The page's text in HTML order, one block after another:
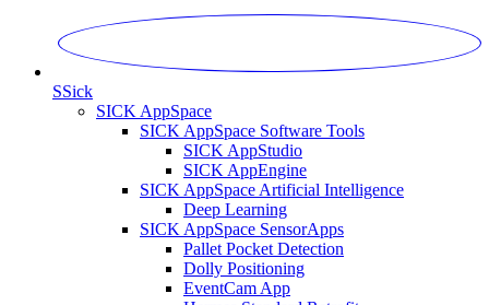
SSick
SICK AppSpace
SICK AppSpace Software Tools
SICK AppStudio
SICK AppEngine
SICK AppSpace Artificial Intelligence
Deep Learning
SICK AppSpace SensorApps
Pallet Pocket Detection
Dolly Positioning
EventCam App